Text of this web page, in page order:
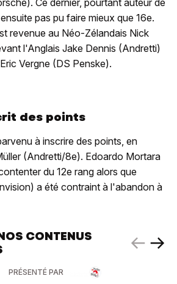
pas pu faire mieux que 16e.
revenue au Néo-Zélandais Nick
l'Anglais Jake Dennis (Andretti)
Vergne (DS Penske).
des points
à inscrire des points, en
(Andretti/8e). Edoardo Mortara
du 12e rang alors que
a été contraint à l'abandon à
CONTENUS
PRÉSENTÉ PAR